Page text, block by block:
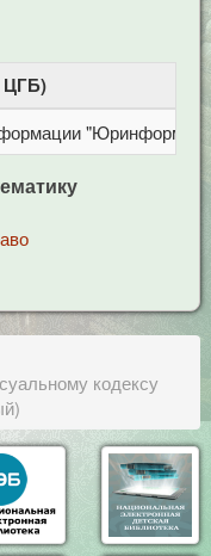
ЦГБ)
"Юринформ"
кодексу